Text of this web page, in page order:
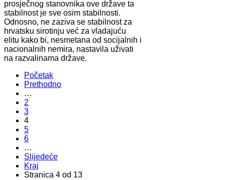
prosječnog stanovnika ove države ta
stabilnost je sve osim stabilnosti.
Odnosno, ne zaziva se stabilnost za
hrvatsku sirotinju već za vladajuću
elitu kako bi, nesmetana od socijalnih i
nacionalnih nemira, nastavila uživati
na razvalinama države.
Početak
Prethodno
…
2
3
4
5
6
…
Slijedeće
Kraj
Stranica 4 od 13